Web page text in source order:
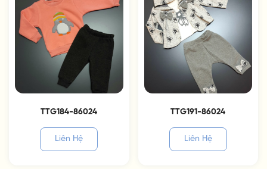
TTG184-86024
Liên Hệ
TTG191-86024
Liên Hệ